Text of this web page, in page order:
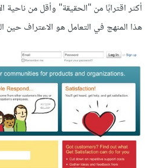
أكثر اقترابًا من "الحقيقة" وأقل من ناحية
هذا المنهج في التعامل هو الاعتراف حين